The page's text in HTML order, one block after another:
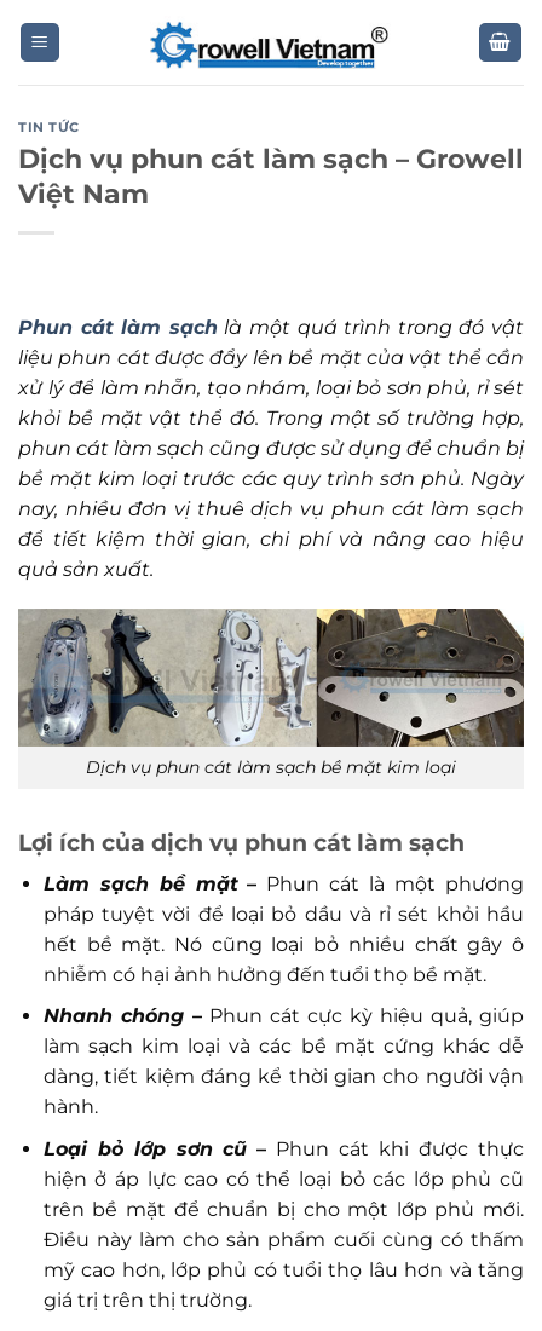
TIN TỨC
Dịch vụ phun cát làm sạch – Growell
Việt Nam
Phun cát làm sạch là một quá trình trong đó vật
liệu phun cát được đẩy lên bề mặt của vật thể cần
xử lý để làm nhẵn, tạo nhám, loại bỏ sơn phủ, rỉ sét
khỏi bề mặt vật thể đó. Trong một số trường hợp,
phun cát làm sạch cũng được sử dụng để chuẩn bị
bề mặt kim loại trước các quy trình sơn phủ. Ngày
nay, nhiều đơn vị thuê dịch vụ phun cát làm sạch
để tiết kiệm thời gian, chi phí và nâng cao hiệu
quả sản xuất.
Dịch vụ phun cát làm sạch bề mặt kim loại
Lợi ích của dịch vụ phun cát làm sạch
Làm sạch bề mặt – Phun cát là một phương
pháp tuyệt vời để loại bỏ dầu và rỉ sét khỏi hầu
hết bề mặt. Nó cũng loại bỏ nhiều chất gây ô
nhiễm có hại ảnh hưởng đến tuổi thọ bề mặt.
Nhanh chóng–Phun cát cực kỳ hiệu quả, giúp
làm sạch kim loại và các bề mặt cứng khác dễ
dàng, tiết kiệm đáng kể thời gian cho người vận
hành.
Loại bỏ lớp sơn cũ – Phun cát khi được thực
hiện ở áp lực cao có thể loại bỏ các lớp phủ cũ
trên bề mặt để chuẩn bị cho một lớp phủ mới.
Điều này làm cho sản phẩm cuối cùng có thấm
mỹ cao hơn, lớp phủ có tuổi thọ lâu hơn và tăng
giá trị trên thị trường.